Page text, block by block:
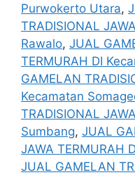
Purwokerto Utara,
TRADISIONAL
Rawalo, JUAL
TERMURAH DI
GAMELAN
Kecamatan
TRADISIONAL
Sumbang, JUAL
JAWA TERMURAH
JUAL GAMELAN